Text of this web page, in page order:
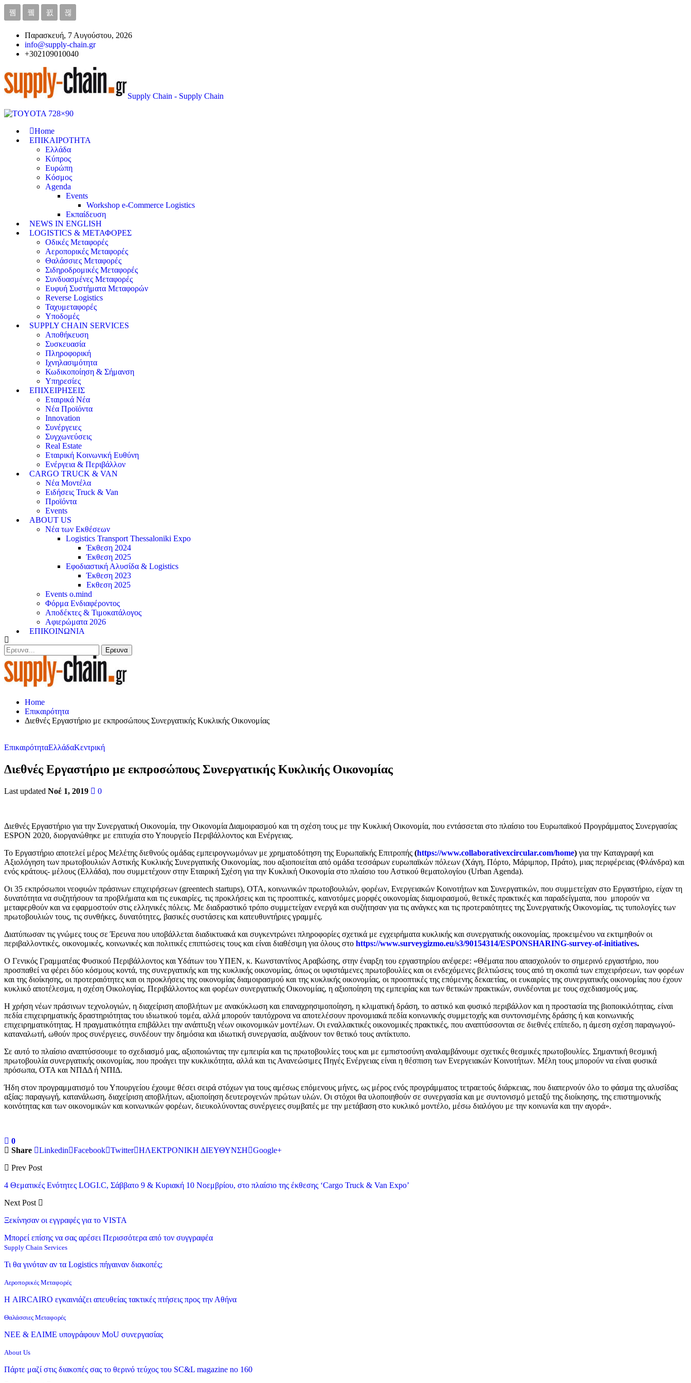
Παρασκευή, 7 Αυγούστου, 2026
info@supply-chain.gr
+302109010040
Supply Chain - Supply Chain
Home
ΕΠΙΚΑΙΡΟΤΗΤΑ
Ελλάδα
Κύπρος
Ευρώπη
Κόσμος
Agenda
Events
Workshop e-Commerce Logistics
Εκπαίδευση
NEWS IN ENGLISH
LOGISTICS & ΜΕΤΑΦΟΡΕΣ
Οδικές Μεταφορές
Αεροπορικές Μεταφορές
Θαλάσσιες Μεταφορές
Σιδηροδρομικές Μεταφορές
Συνδυασμένες Μεταφορές
Ευφυή Συστήματα Μεταφορών
Reverse Logistics
Ταχυμεταφορές
Υποδομές
SUPPLY CHAIN SERVICES
Αποθήκευση
Συσκευασία
Πληροφορική
Ιχνηλασιμότητα
Κωδικοποίηση & Σήμανση
Υπηρεσίες
ΕΠΙΧΕΙΡΗΣΕΙΣ
Εταιρικά Νέα
Νέα Προϊόντα
Innovation
Συνέργειες
Συγχωνεύσεις
Real Estate
Εταιρική Κοινωνική Ευθύνη
Ενέργεια & Περιβάλλον
CARGO TRUCK & VAN
Νέα Μοντέλα
Ειδήσεις Truck & Van
Προϊόντα
Events
ABOUT US
Νέα των Εκθέσεων
Logistics Transport Thessaloniki Expo
Έκθεση 2024
Έκθεση 2025
Εφοδιαστική Αλυσίδα & Logistics
Έκθεση 2023
Εκθεση 2025
Events o.mind
Φόρμα Ενδιαφέροντος
Αποδέκτες & Τιμοκατάλογος
Αφιερώματα 2026
ΕΠΙΚΟΙΝΩΝΙΑ
Home
Επικαιρότητα
Διεθνές Εργαστήριο με εκπροσώπους Συνεργατικής Κυκλικής Οικονομίας
ΕπικαιρότηταΕλλάδαΚεντρική
Διεθνές Εργαστήριο με εκπροσώπους Συνεργατικής Κυκλικής Οικονομίας
Last updated Νοέ 1, 2019 0
Διεθνές Εργαστήριο για την Συνεργατική Οικονομία, την Οικονομία Διαμοιρασμού και τη σχέση τους με την Κυκλική Οικονομία, που εντάσσεται στο πλαίσιο του Ευρωπαϊκού Προγράμματος Συνεργασίας
ESPON 2020, διοργανώθηκε με επιτυχία στο Υπουργείο Περιβάλλοντος και Ενέργειας.
Το Εργαστήριο αποτελεί μέρος Μελέτης διεθνούς ομάδας εμπειρογνωμόνων με χρηματοδότηση της Ευρωπαϊκής Επιτροπής (https://www.collaborativexcircular.com/home) για την Καταγραφή και
Αξιολόγηση των πρωτοβουλιών Αστικής Κυκλικής Συνεργατικής Οικονομίας, που αξιοποιείται από ομάδα τεσσάρων ευρωπαϊκών πόλεων (Χάγη, Πόρτο, Μάριμπορ, Πράτο), μιας περιφέρειας (Φλάνδρα) και
ενός κράτους- μέλους (Ελλάδα), που συμμετέχουν στην Εταιρική Σχέση για την Κυκλική Οικονομία στο πλαίσιο του Αστικού θεματολογίου (Urban Agenda).
Οι 35 εκπρόσωποι νεοφυών πράσινων επιχειρήσεων (greentech startups), ΟΤΑ, κοινωνικών πρωτοβουλιών, φορέων, Ενεργειακών Κοινοτήτων και Συνεργατικών, που συμμετείχαν στο Εργαστήριο, είχαν τη
δυνατότητα να συζητήσουν τα προβλήματα και τις ευκαιρίες, τις προκλήσεις και τις προοπτικές, καινοτόμες μορφές οικονομίας διαμοιρασμού, θετικές πρακτικές και παραδείγματα, που μπορούν να
μεταφερθούν και να εφαρμοστούν στις ελληνικές πόλεις. Με διαδραστικό τρόπο συμμετείχαν ενεργά και συζήτησαν για τις ανάγκες και τις προτεραιότητες της Συνεργατικής Οικονομίας, τις τυπολογίες των
πρωτοβουλιών τους, τις συνθήκες, δυνατότητες, βασικές συστάσεις και κατευθυντήριες γραμμές.
Διατύπωσαν τις γνώμες τους σε Έρευνα που υποβάλλεται διαδικτυακά και συγκεντρώνει πληροφορίες σχετικά με εγχειρήματα κυκλικής και συνεργατικής οικονομίας, προκειμένου να εκτιμηθούν οι
περιβαλλοντικές, οικονομικές, κοινωνικές και πολιτικές επιπτώσεις τους και είναι διαθέσιμη για όλους στο https://www.surveygizmo.eu/s3/90154314/ESPONSHARING-survey-of-initiatives.
Ο Γενικός Γραμματέας Φυσικού Περιβάλλοντος και Υδάτων του ΥΠΕΝ, κ. Κωνσταντίνος Αραβώσης, στην έναρξη του εργαστηρίου ανέφερε: «Θέματα που απασχολούν το σημερινό εργαστήριο, που
προσπαθεί να φέρει δύο κόσμους κοντά, της συνεργατικής και της κυκλικής οικονομίας, όπως οι υφιστάμενες πρωτοβουλίες και οι ενδεχόμενες βελτιώσεις τους από τη σκοπιά των επιχειρήσεων, των φορέων
και της διοίκησης, οι προτεραιότητες και οι προκλήσεις της οικονομίας διαμοιρασμού και της κυκλικής οικονομίας, οι προοπτικές της επόμενης δεκαετίας, οι ευκαιρίες της συνεργατικής οικονομίας που έχουν
κυκλικό αποτέλεσμα, η σχέση Οικολογίας, Περιβάλλοντος και φορέων συνεργατικής Οικονομίας, η αξιοποίηση της εμπειρίας και των θετικών πρακτικών, συνδέονται με τους σχεδιασμούς μας.
Η χρήση νέων πράσινων τεχνολογιών, η διαχείριση αποβλήτων με ανακύκλωση και επαναχρησιμοποίηση, η κλιματική δράση, το αστικό και φυσικό περιβάλλον και η προστασία της βιοποικιλότητας, είναι
πεδία επιχειρηματικής δραστηριότητας του ιδιωτικού τομέα, αλλά μπορούν ταυτόχρονα να αποτελέσουν προνομιακά πεδία κοινωνικής συμμετοχής και συντονισμένης δράσης ή και κοινωνικής
επιχειρηματικότητας. Η πραγματικότητα επιβάλλει την ανάπτυξη νέων οικονομικών μοντέλων. Οι εναλλακτικές οικονομικές πρακτικές, που αναπτύσσονται σε διεθνές επίπεδο, η άμεση σχέση παραγωγού-
καταναλωτή, ωθούν προς συνέργειες, συνδέουν την δημόσια και ιδιωτική συνεργασία, αυξάνουν τον θετικό τους αντίκτυπο.
Σε αυτό το πλαίσιο αναπτύσσουμε το σχεδιασμό μας, αξιοποιώντας την εμπειρία και τις πρωτοβουλίες τους και με εμπιστοσύνη αναλαμβάνουμε σχετικές θεσμικές πρωτοβουλίες. Σημαντική θεσμική
πρωτοβουλία συνεργατικής οικονομίας, που προάγει την κυκλικότητα, αλλά και τις Ανανεώσιμες Πηγές Ενέργειας είναι η θέσπιση των Ενεργειακών Κοινοτήτων. Μέλη τους μπορούν να είναι φυσικά
πρόσωπα, ΟΤΑ και ΝΠΔΔ ή ΝΠΙΔ.
Ήδη στον προγραμματισμό του Υπουργείου έχουμε θέσει σειρά στόχων για τους αμέσως επόμενους μήνες, ως μέρος ενός προγράμματος τετραετούς διάρκειας, που διαπερνούν όλο το φάσμα της αλυσίδας
αξίας: παραγωγή, κατανάλωση, διαχείριση αποβλήτων, αξιοποίηση δευτερογενών πρώτων υλών. Οι στόχοι θα υλοποιηθούν σε συνεργασία και με συντονισμό μεταξύ της διοίκησης, της επιστημονικής
κοινότητας και των οικονομικών και κοινωνικών φορέων, διευκολύνοντας συνέργειες συμβατές με την μετάβαση στο κυκλικό μοντέλο, μέσω διαλόγου με την κοινωνία και την αγορά».
0
Share
Linkedin Facebook Twitter ΗΛΕΚΤΡΟΝΙΚΗ ΔΙΕΥΘΥΝΣΗ
Google+
Prev Post
4 Θεματικές Ενότητες LOGI.C, Σάββατο 9 & Κυριακή 10 Νοεμβρίου, στο πλαίσιο της έκθεσης ‘Cargo Truck & Van Expo’
Next Post
Ξεκίνησαν οι εγγραφές για το VISTA
Μπορεί επίσης να σας αρέσει Περισσότερα από τον συγγραφέα
Supply Chain Services
Τι θα γινόταν αν τα Logistics πήγαιναν διακοπές;
Αεροπορικές Μεταφορές
Η AIRCAIRO εγκαινιάζει απευθείας τακτικές πτήσεις προς την Αθήνα
Θαλάσσιες Μεταφορές
ΝΕΕ & ΕΛΙΜΕ υπογράφουν MoU συνεργασίας
About Us
Πάρτε μαζί στις διακοπές σας το θερινό τεύχος του SC&L magazine no 160